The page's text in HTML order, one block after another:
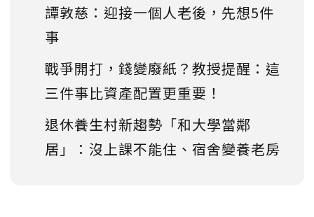
譚敦慈：迎接一個人老後，先想5件
事
戰爭開打，錢變廢紙？教授提醒：這
三件事比資產配置更重要！
退休養生村新趨勢「和大學當鄰
居」：沒上課不能住、宿舍變養老房